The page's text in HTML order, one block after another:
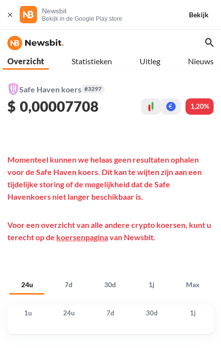
Newsbit
Bekijk in de Google Play store
Bekijk
Overzicht Statistieken Uitleg Nieuws
Safe Haven koers #3297
$ 0,00007708 € 1,20%
24u 7d 30d 1j Max
Momenteel kunnen we helaas geen resultaten ophalen
voor de Safe Haven koers. Dit kan te wijten zijn aan een
tijdelijke storing of de mogelijkheid dat de Safe
Havenkoers niet langer beschikbaar is.
Voor een overzicht van alle andere crypto koersen, kunt u
terecht op de koersenpaginavan Newsbit.
1u 24u 7d 30d 1j